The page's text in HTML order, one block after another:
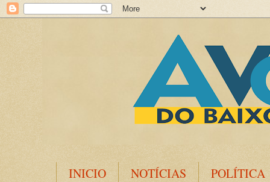
INICIO NOTÍCIAS POLÍTICA